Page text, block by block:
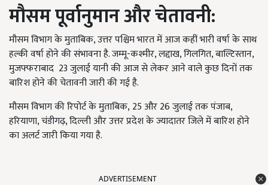
मौसम पूर्वानुमान और चेतावनी:
मौसम विभाग के मुताबिक,उत्तर पश्चिम भारत में आज कहीं भारी वर्षा के साथ
हल्की वर्षा होने की संभावना है. जम्मू-कश्मीर,लद्दाख,गिलगित,बाल्टिस्तान,
मुजफ्फराबाद 23जुलाई यानी की आज से लेकर आने वाले कुछ दिनों तक
बारिश होने की चेतावनी जारी की गई है.
मौसम विभाग की रिपोर्ट के मुताबिक, 25और26जुलाई तक पंजाब,
हरियाणा,चंडीगढ़,दिल्ली और उत्तर प्रदेश के ज्यादातर जिले में बारिश होने
का अलर्ट जारी किया गया है.
ADVERTISEMENT